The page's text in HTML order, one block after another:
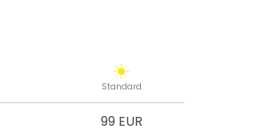
Standard
99 EUR